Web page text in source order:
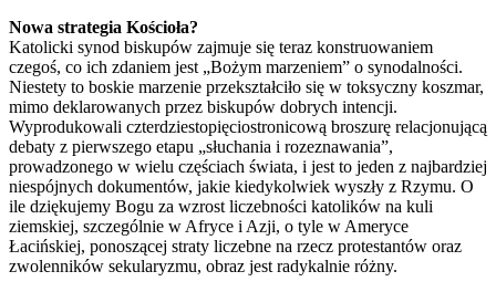
Nowa strategia Kościoła?
Katolicki synod biskupów zajmuje się teraz konstruowaniem
czegoś, co ich zdaniem jest „Bożym marzeniem” o synodalności.
Niestety to boskie marzenie przekształciło się w toksyczny koszmar,
mimo deklarowanych przez biskupów dobrych intencji.
Wyprodukowali czterdziestopięciostronicową broszurę relacjonującą
debaty z pierwszego etapu „słuchania i rozeznawania”,
prowadzonego w wielu częściach świata, i jest to jeden z najbardziej
niespójnych dokumentów, jakie kiedykolwiek wyszły z Rzymu. O
ile dziękujemy Bogu za wzrost liczebności katolików na kuli
ziemskiej, szczególnie w Afryce i Azji, o tyle w Ameryce
Łacińskiej, ponoszącej straty liczebne na rzecz protestantów oraz
zwolenników sekularyzmu, obraz jest radykalnie różny.